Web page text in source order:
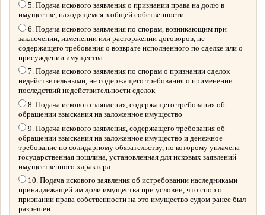
5. Подача искового заявления о признании права на долю в
имуществе, находящемся в общей собственности
6. Подача искового заявления по спорам, возникающим при
заключении, изменении или расторжении договоров, не
содержащего требования о возврате исполненного по сделке или о
присуждении имущества
7. Подача искового заявления по спорам о признании сделок
недействительными, не содержащего требования о применении
последствий недействительности сделок
8. Подача искового заявления, содержащего требования об
обращении взыскания на заложенное имущество
9. Подача искового заявления, содержащего требования об
обращении взыскания на заложенное имущество и денежное
требование по солидарному обязательству, по которому уплачена
государственная пошлина, установленная для исковых заявлений
имущественного характера
10. Подача искового заявления об истребовании наследниками
принадлежащей им доли имущества при условии, что спор о
признании права собственности на это имущество судом ранее был
разрешен